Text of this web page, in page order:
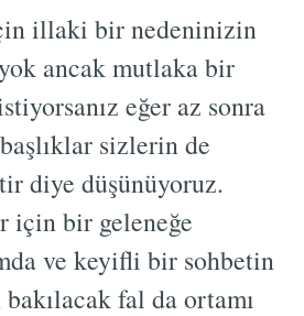
illaki bir nedeninizin
ancak mutlaka bir
eğer az sonra
sizlerin de
diye düşünüyoruz.
için bir geleneğe
ve keyifli bir sohbetin
fal da ortamı